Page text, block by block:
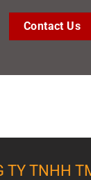
Contact Us
TY TNHH